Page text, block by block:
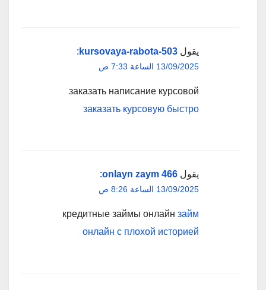
يقول kursovaya-rabota-503
:
13/09/2025 الساعة 7:33 ص
заказать написание курсовой
заказать курсовую быстро
يقول onlayn zaym 466
:
13/09/2025 الساعة 8:26 ص
кредитные займы онлайн займ
онлайн с плохой историей